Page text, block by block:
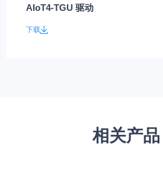
AIoT4-TGU 驱动
下载
相关产品